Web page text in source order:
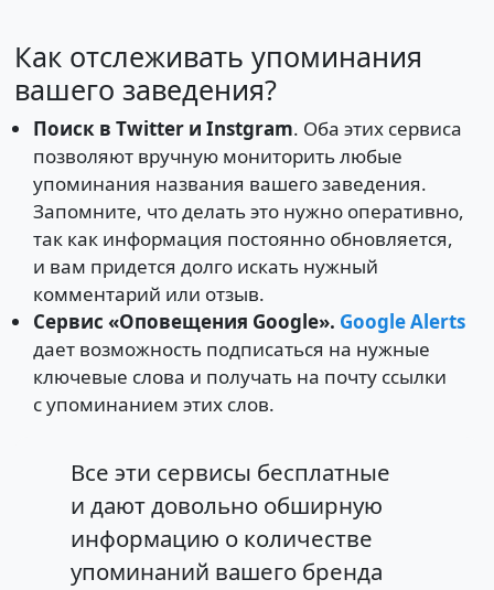
Как отслеживать упоминания
вашего заведения?
Поиск в Twitter и Instgram. Оба этих сервиса
позволяют вручную мониторить любые
упоминания названия вашего заведения.
Запомните, что делать это нужно оперативно,
так как информация постоянно обновляется,
и вам придется долго искать нужный
комментарий или отзыв.
Сервис «Оповещения Google». Google Alerts
дает возможность подписаться на нужные
ключевые слова и получать на почту ссылки
с упоминанием этих слов.
Все эти сервисы бесплатные
и дают довольно обширную
информацию о количестве
упоминаний вашего бренда